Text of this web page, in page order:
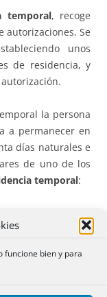
funcione bien y para
temporal, recoge
autorizaciones. Se
unos
de residencia, y
la persona
a permanecer en
días naturales e
de uno de los
temporal: